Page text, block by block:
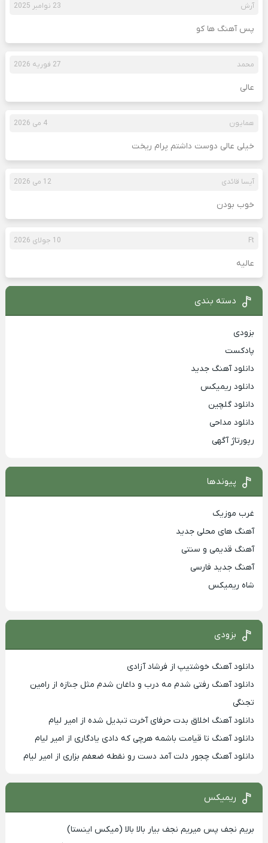
آرش 23 نوامبر 2025
پس آهنگ ها کو
محمد 27 فوریه 2026
عالی
همایون 4 می 2026
خیلی عالی دوست داشتم پرام ریخت
آیسا قائدی 12 می 2026
خوب بودن
Ft 10 جولای 2026
عالیه
دسته بندی
بزودی
پادکست
دانلود آهنگ جدید
دانلود ریمیکس
دانلود گلچین
دانلود مداحی
رپورتاژ آگهی
پیوندها
غرب موزیک
آهنگ های محلی جدید
آهنگ قدیمی و سنتی
آهنگ جدید فارسی
شاه ریمیکس
بزودی
دانلود آهنگ خوشتیپ از فرشاد آزادی
دانلود آهنگ رفتی شدم مه درب و داغان شدم مثل جنازه از رامین
تجنگی
دانلود آهنگ اخلاق بدت حرفای آخرت تبدیل شده از امیر لیام
دانلود آهنگ تا قیامت باشمه هرچی که دادی یادگاری از امیر لیام
دانلود آهنگ چجور دلت آمد دست رو نقطه ضعفم بزاری از امیر لیام
ریمیکس
بریم نجف پس میریم نجف بیار بالا بالا (میکس اینستا)